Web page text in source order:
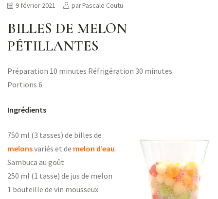
BILLES DE MELON
PÉTILLANTES
9 février 2021 parPascale Coutu
Préparation 10 minutes Réfrigération 30 minutes
Portions 6
Ingrédients
750 ml (3 tasses) de billes de
melonsvariés et de melon d’eau
Sambuca au goût
250 ml (1 tasse) de jus de melon
1 bouteille de vin mousseux